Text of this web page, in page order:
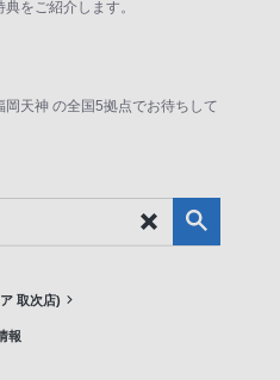
をご紹介します。
天神 の全国5拠点でお待ちして
取次店)
報